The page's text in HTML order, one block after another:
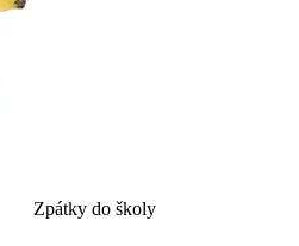
Zpátky do školy